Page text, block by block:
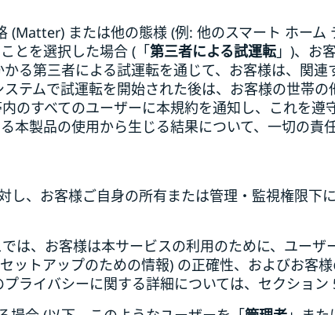
(Matter) または他の態様 (例: 他のスマート ホー
とを選択した場合 (「第三者による試運転 」)、お
る第三者による試運転を通じて、お客様は、関
テムで試運転を開始された後は、お客様の世帯
のすべてのユーザーに本規約を通知し、これを遵
本製品の使用から生じる結果について、一切の責
し、お客様ご自身の所有または管理・監視権限下
は、お客様は本サービスの利用のために、ユー
ットアップのための情報) の正確性、およびお客
ライバシーに関する詳細については、セクション